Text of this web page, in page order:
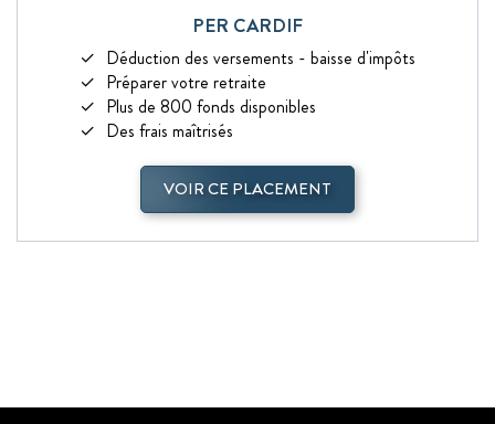
PER CARDIF
Déduction des versements - baisse d'impôts
Préparer votre retraite
Plus de 800 fonds disponibles
Des frais maîtrisés
VOIR CE PLACEMENT